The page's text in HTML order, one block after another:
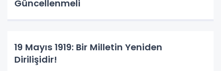
Güncellenmeli
19 Mayıs 1919: Bir Milletin Yeniden
Dirilişidir!